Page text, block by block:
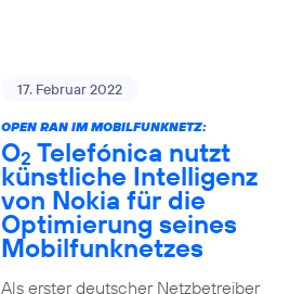
17. Februar 2022
OPEN RAN IM MOBILFUNKNETZ:
O2 Telefónica nutzt
künstliche Intelligenz
von Nokia für die
Optimierung seines
Mobilfunknetzes
Als erster deutscher Netzbetreiber